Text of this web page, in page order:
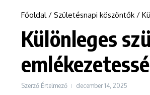
Főoldal/ Születésnapi köszöntők/
Különleges
Szerző Értelmező december 14, 2025